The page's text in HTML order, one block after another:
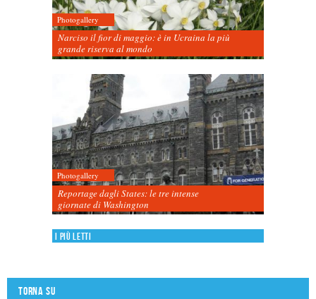
Photogallery
Narciso il fior di maggio: è in Ucraina la più
grande riserva al mondo
Photogallery
Reportage dagli States: le tre intense
giornate di Washington
I più letti
Torna su